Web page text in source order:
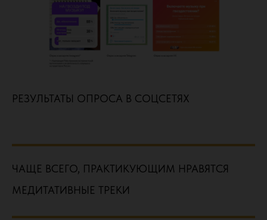
РЕЗУЛЬТАТЫ ОПРОСА В СОЦСЕТЯХ
ЧАЩЕ ВСЕГО, ПРАКТИКУЮЩИМ НРАВЯТСЯ
МЕДИТАТИВНЫЕ ТРЕКИ